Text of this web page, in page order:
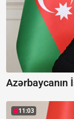
Azərbaycanın
11:03